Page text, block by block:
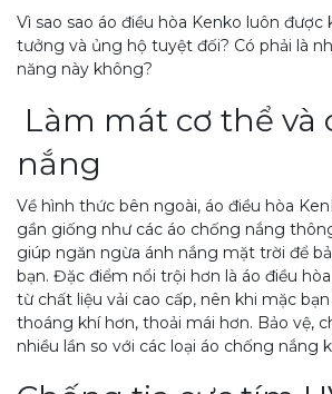
Vì sao sao áo điều hòa Kenko luôn được
tưởng và ủng hộ tuyệt đối? Có phải là
năng này không?
Làm mát cơ thể và
nắng
Về hình thức bên ngoài, áo điều hòa
gần giống như các áo chống nắng
giúp ngăn ngừa ánh nắng mặt trời để
bạn. Đặc điểm nổi trội hơn là áo điều
từ chất liệu vải cao cấp, nên khi mặc
thoáng khí hơn, thoải mái hơn. Bảo vệ,
nhiều lần so với các loại áo chống nắng